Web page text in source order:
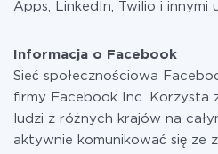
Apps, LinkedIn, Twilio i innymi
Informacja o Facebook
Sieć społecznościowa
firmy Facebook Inc. Korzysta
ludzi z różnych krajów na
aktywnie komunikować się ze